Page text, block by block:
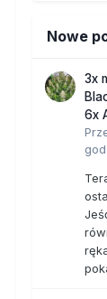
Nowe
3x
6x